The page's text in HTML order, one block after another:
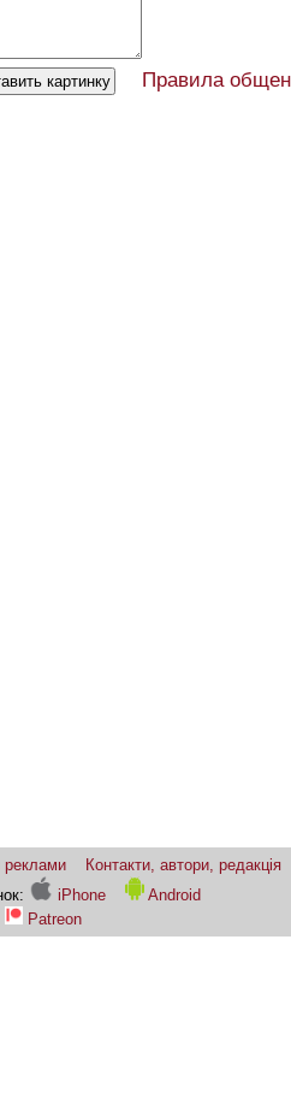
Правила
реклами
Контакти, автори, редакція
iPhone
Android
Patreon